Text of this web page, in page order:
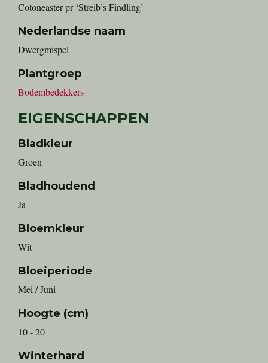
Cotoneaster pr ‘Streib’s Findling’
Nederlandse naam
Dwergmispel
Plantgroep
Bodembedekkers
EIGENSCHAPPEN
Bladkleur
Groen
Bladhoudend
Ja
Bloemkleur
Wit
Bloeiperiode
Mei / Juni
Hoogte (cm)
10 - 20
Winterhard